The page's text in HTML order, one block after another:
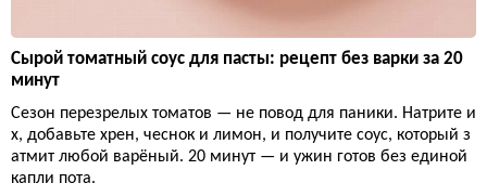
Сырой томатный соус для пасты: рецепт без варки за 20
минут
Сезон перезрелых томатов — не повод для паники. Натрите и
х, добавьте хрен, чеснок и лимон, и получите соус, который з
атмит любой варёный. 20 минут — и ужин готов без единой
капли пота.